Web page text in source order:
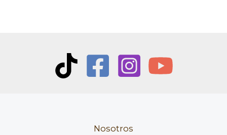
Nosotros